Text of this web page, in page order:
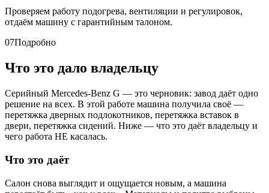
Проверяем работу подогрева, вентиляции и регулировок,
отдаём машину с гарантийным талоном.
07Подробно
Что это дало владельцу
Серийный Mercedes-Benz G — это черновик: завод даёт одно
решение на всех. В этой работе машина получила своё —
перетяжка дверных подлокотников, перетяжка вставок в
двери, перетяжка сидений. Ниже — что это даёт владельцу и
чего работа НЕ касалась.
Что это даёт
Салон снова выглядит и ощущается новым, а машина